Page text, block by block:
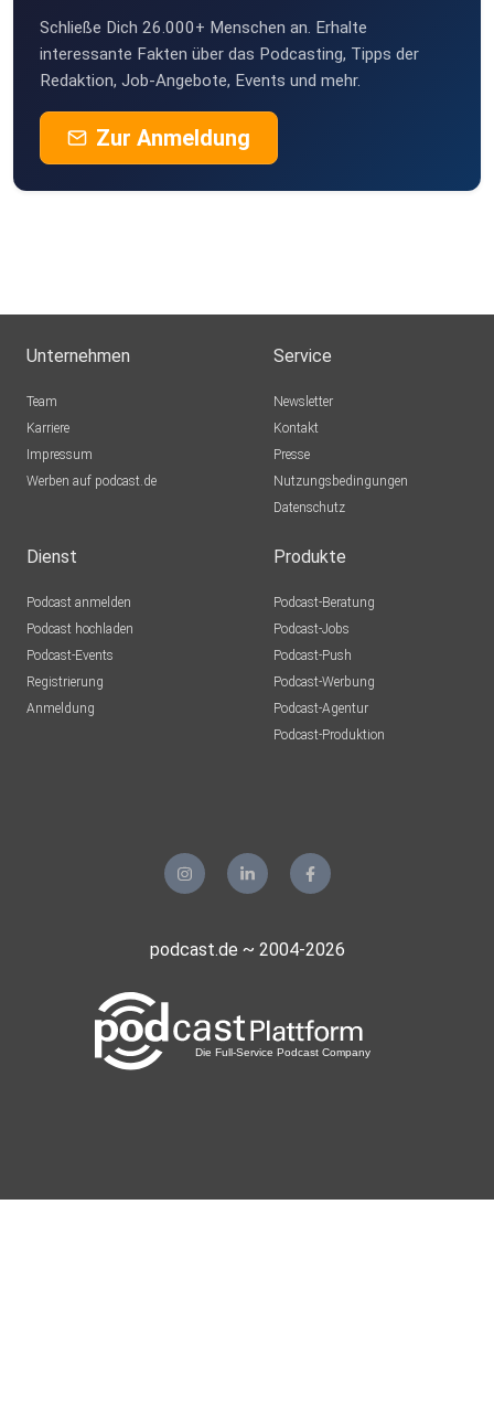
Schließe Dich 26.000+ Menschen an. Erhalte
interessante Fakten über das Podcasting, Tipps der
Redaktion, Job-Angebote, Events und mehr.
Zur Anmeldung
Unternehmen
Team
Karriere
Impressum
Werben auf podcast.de
Service
Newsletter
Kontakt
Presse
Nutzungsbedingungen
Datenschutz
Dienst
Podcast anmelden
Podcast hochladen
Podcast-Events
Registrierung
Anmeldung
Produkte
Podcast-Beratung
Podcast-Jobs
Podcast-Push
Podcast-Werbung
Podcast-Agentur
Podcast-Produktion
podcast.de ~ 2004-2026